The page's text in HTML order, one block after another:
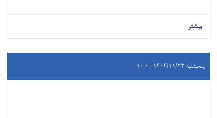
بیشتر
پنجشنبه ۱۴۰۴/۱۱/۲۳ - ۱۰:۰